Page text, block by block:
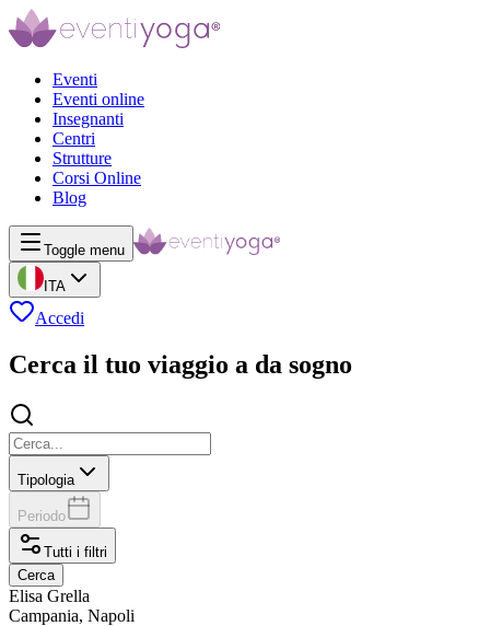
Eventi
Eventi online
Insegnanti
Centri
Strutture
Corsi Online
Blog
Toggle menu
ITA
Accedi
Cerca il tuo viaggio a da sogno
Tipologia
Periodo
Tutti i filtri
Cerca
Elisa Grella
Campania, Napoli